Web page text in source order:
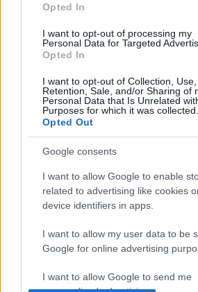
Opted In
I want to opt-out of processing my
Personal Data for Targeted
Opted In
I want to opt-out of Collection, Use,
Retention, Sale, and/or Sharing of
Personal Data that Is Unrelated
Purposes for which it was collected.
Opted Out
Google consents
I want to allow Google to enable
related to advertising like cookies
device identifiers in apps.
I want to allow my user data to be
Google for online advertising
I want to allow Google to send me
Gyász
Ajánlott bejegyzések:
Rögtön dupla
évadot a Radnóti
Sodró Eliza: